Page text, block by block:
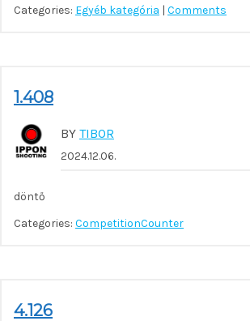
Categories: Egyéb kategória | Comments
1.408
BY TIBOR
2024.12.06.
döntő
Categories: CompetitionCounter
4.126